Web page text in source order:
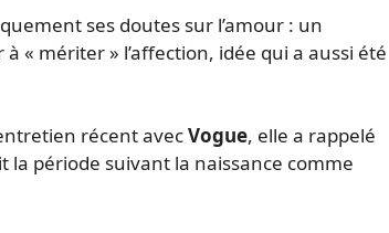
ses doutes sur l’amour : un
« mériter » l’affection, idée qui a aussi été
récent avecVogue, elle a rappelé
la période suivant la naissance comme